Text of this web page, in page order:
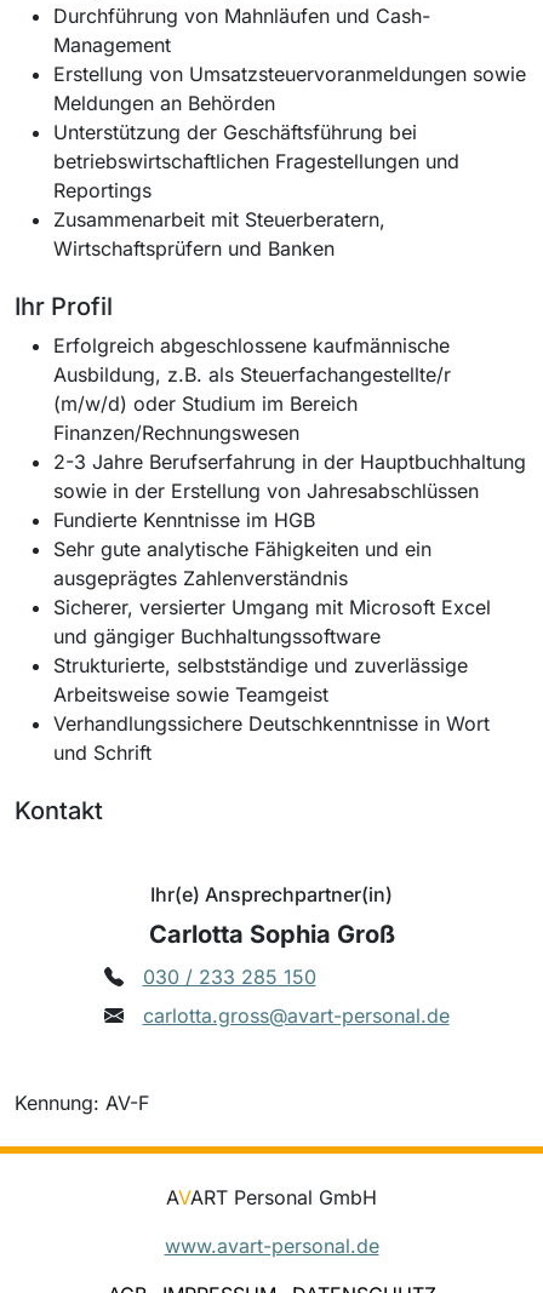
Durchführung von Mahnläufen und Cash-
Management
Erstellung von Umsatzsteuervoranmeldungen sowie
Meldungen an Behörden
Unterstützung der Geschäftsführung bei
betriebswirtschaftlichen Fragestellungen und
Reportings
Zusammenarbeit mit Steuerberatern,
Wirtschaftsprüfern und Banken
Ihr Profil
Erfolgreich abgeschlossene kaufmännische
Ausbildung, z.B. als Steuerfachangestellte/r
(m/w/d) oder Studium im Bereich
Finanzen/Rechnungswesen
2-3 Jahre Berufserfahrung in der Hauptbuchhaltung
sowie in der Erstellung von Jahresabschlüssen
Fundierte Kenntnisse im HGB
Sehr gute analytische Fähigkeiten und ein
ausgeprägtes Zahlenverständnis
Sicherer, versierter Umgang mit Microsoft Excel
und gängiger Buchhaltungssoftware
Strukturierte, selbstständige und zuverlässige
Arbeitsweise sowie Teamgeist
Verhandlungssichere Deutschkenntnisse in Wort
und Schrift
Kontakt
Ihr(e) Ansprechpartner(in)
Carlotta Sophia Groß
030 / 233 285 150
carlotta.gross@avart-personal.de
Kennung: AV-F
AVART Personal GmbH
www.avart-personal.de